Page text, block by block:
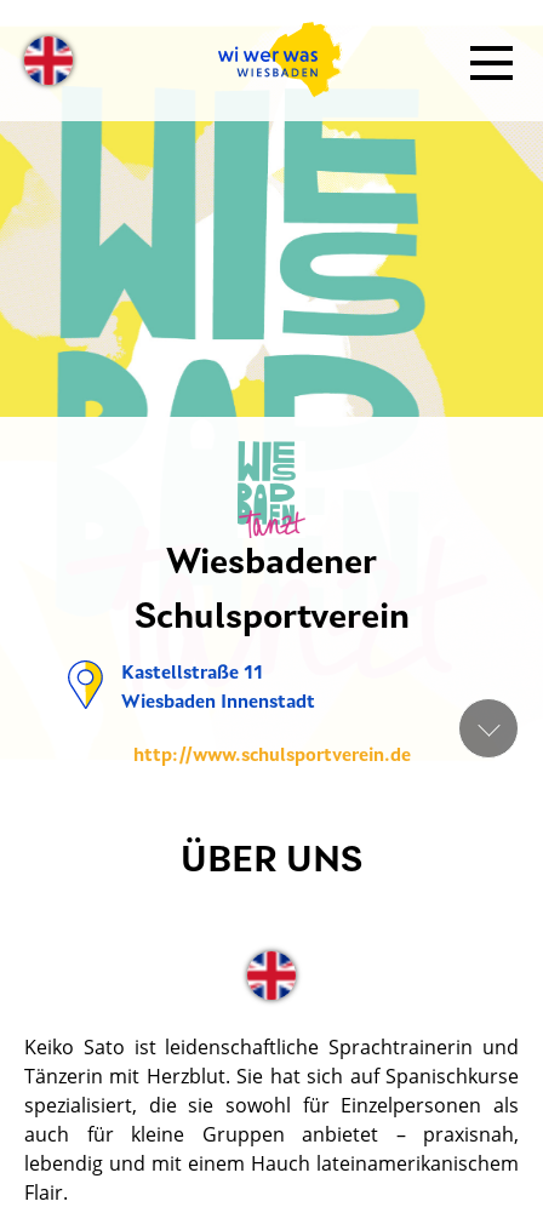
Wiesbadener
Schulsportverein
Kastellstraße 11
Wiesbaden Innenstadt
http://www.schulsportverein.de
ÜBER UNS
Keiko Sato ist leidenschaftliche Sprachtrainerin und
Tänzerin mit Herzblut. Sie hat sich auf Spanischkurse
spezialisiert, die sie sowohl für Einzelpersonen als
auch für kleine Gruppen anbietet – praxisnah,
lebendig und mit einem Hauch lateinamerikanischem
Flair.